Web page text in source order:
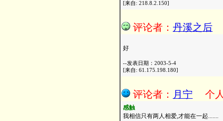
[来自: 218.8.2.150]
评论者： 丹溪之后
好
--发表日期：2003-5-4
[来自: 61.175.198.180]
评论者： 月宁 个
感触
我相信只有两人相爱,才能在一起.......